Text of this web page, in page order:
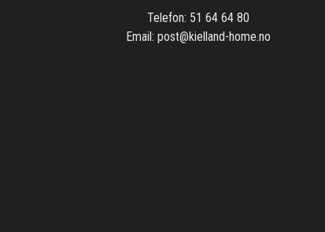
Telefon: 51 64 64 80
Email: post@kielland-home.no